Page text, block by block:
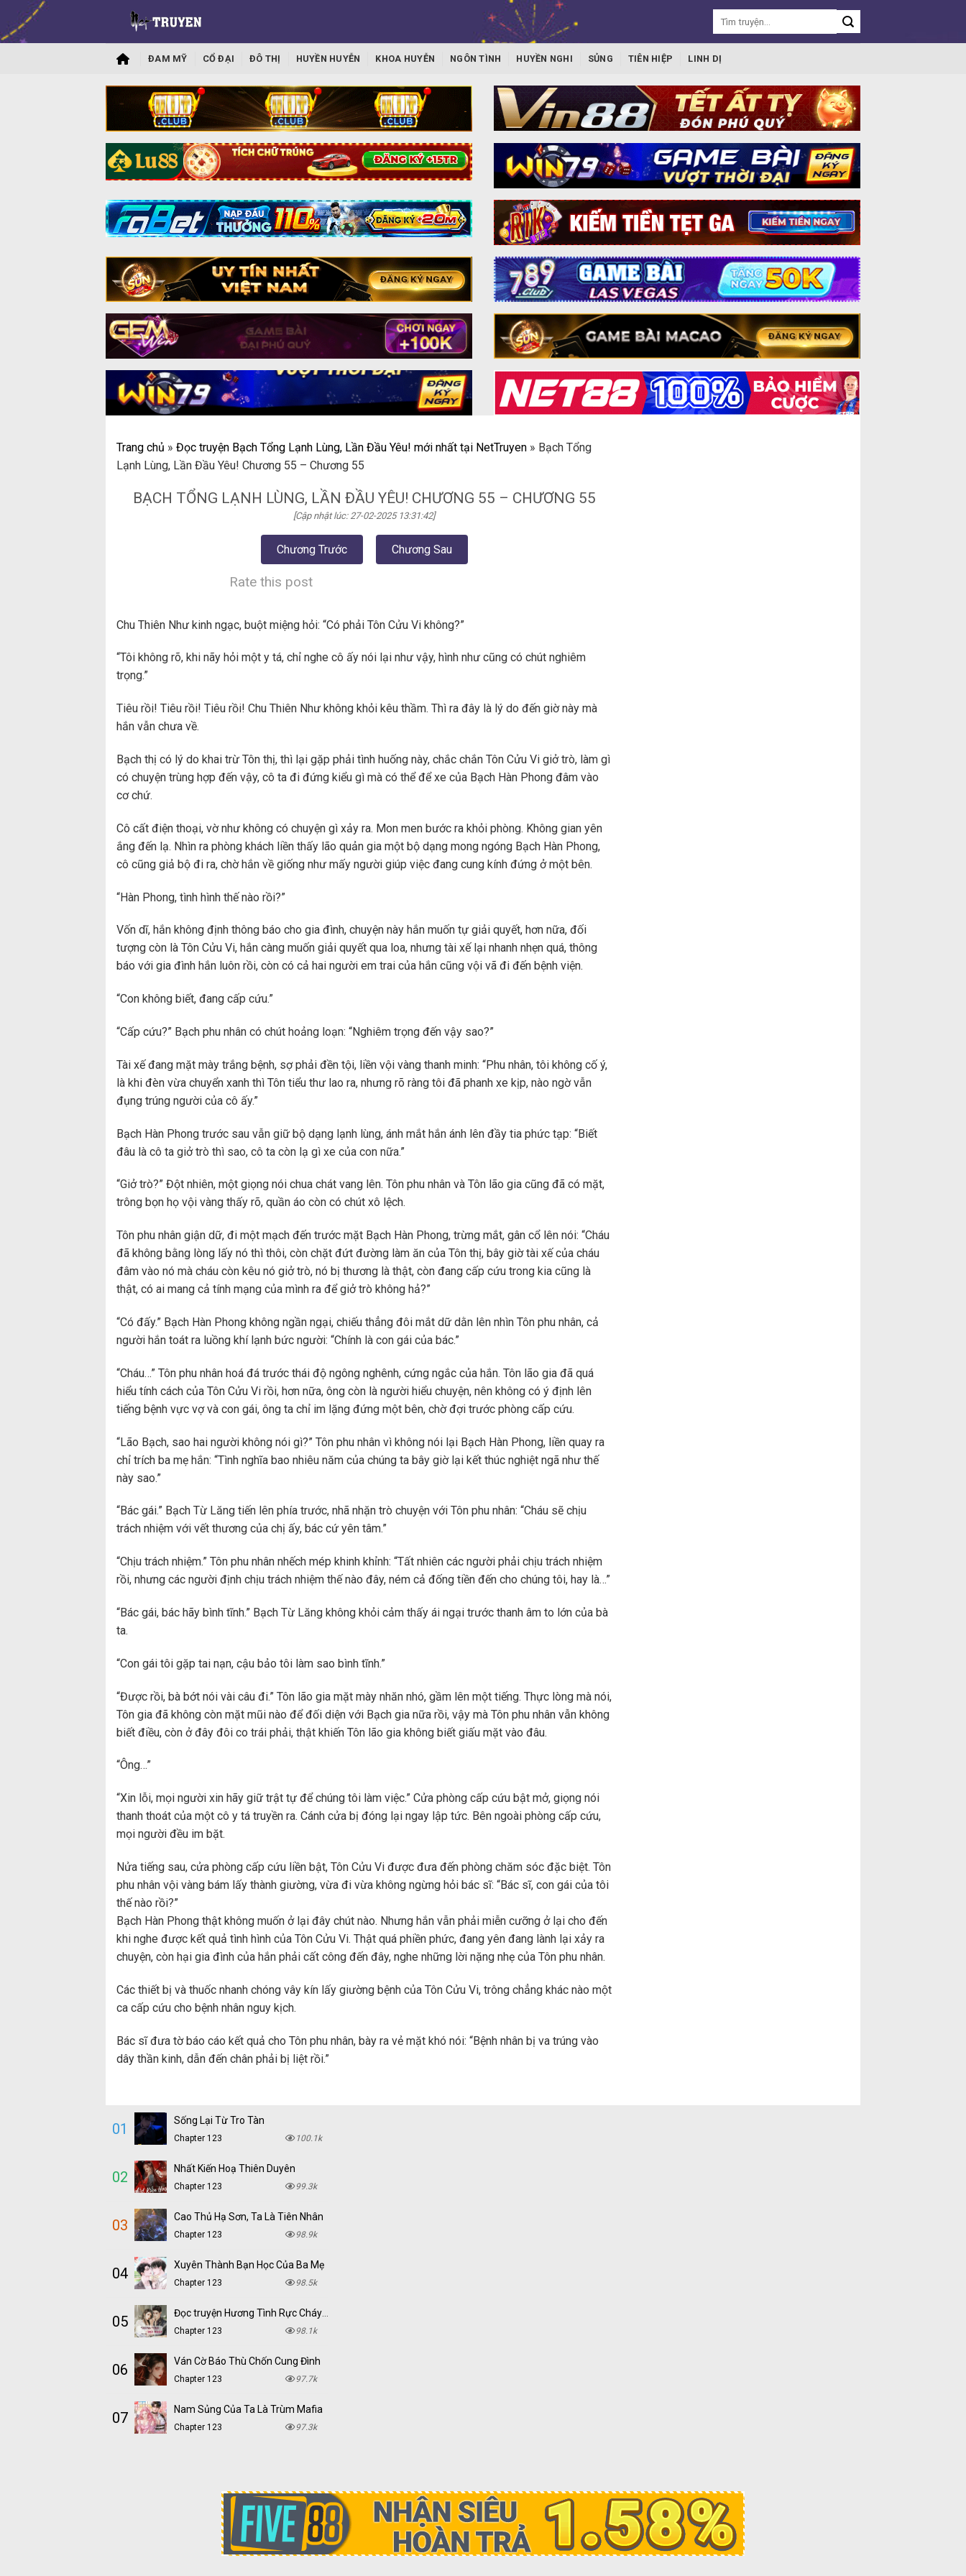
ĐAM MỸ CỔ ĐẠI ĐÔ THỊ HUYỀN HUYỄN KHOA HUYỄN NGÔN TÌNH HUYỀN NGHI SỦNG TIÊN HIỆP LINH DỊ
Trang chủ » Đọc truyện Bạch Tổng Lạnh Lùng, Lần Đầu Yêu! mới nhất tại NetTruyen » Bạch Tổng
Lạnh Lùng, Lần Đầu Yêu! Chương 55 – Chương 55
BẠCH TỔNG LẠNH LÙNG, LẦN ĐẦU YÊU! CHƯƠNG 55 – CHƯƠNG 55
[Cập nhật lúc: 27-02-2025 13:31:42]
Chương Trước Chương Sau
Rate this post
Chu Thiên Như kinh ngạc, buột miệng hỏi: “Có phải Tôn Cửu Vi không?”
“Tôi không rõ, khi nãy hỏi một y tá, chỉ nghe cô ấy nói lại như vậy, hình như cũng có chút nghiêm
trọng.”
Tiêu rồi! Tiêu rồi! Tiêu rồi! Chu Thiên Như không khỏi kêu thầm. Thì ra đây là lý do đến giờ này mà
hắn vẫn chưa về.
Bạch thị có lý do khai trừ Tôn thị, thì lại gặp phải tình huống này, chắc chắn Tôn Cửu Vi giở trò, làm gì
có chuyện trùng hợp đến vậy, cô ta đi đứng kiểu gì mà có thể để xe của Bạch Hàn Phong đâm vào
cơ chứ.
Cô cất điện thoại, vờ như không có chuyện gì xảy ra. Mon men bước ra khỏi phòng. Không gian yên
ắng đến lạ. Nhìn ra phòng khách liền thấy lão quản gia một bộ dạng mong ngóng Bạch Hàn Phong,
cô cũng giả bộ đi ra, chờ hắn về giống như mấy người giúp việc đang cung kính đứng ở một bên.
“Hàn Phong, tình hình thế nào rồi?”
Vốn dĩ, hắn không định thông báo cho gia đình, chuyện này hắn muốn tự giải quyết, hơn nữa, đối
tượng còn là Tôn Cửu Vi, hắn càng muốn giải quyết qua loa, nhưng tài xế lại nhanh nhẹn quá, thông
báo với gia đình hắn luôn rồi, còn có cả hai người em trai của hắn cũng vội vã đi đến bệnh viện.
“Con không biết, đang cấp cứu.”
“Cấp cứu?” Bạch phu nhân có chút hoảng loạn: “Nghiêm trọng đến vậy sao?”
Tài xế đang mặt mày trắng bệnh, sợ phải đền tội, liền vội vàng thanh minh: “Phu nhân, tôi không cố ý,
là khi đèn vừa chuyển xanh thì Tôn tiểu thư lao ra, nhưng rõ ràng tôi đã phanh xe kịp, nào ngờ vẫn
đụng trúng người của cô ấy.”
Bạch Hàn Phong trước sau vẫn giữ bộ dạng lạnh lùng, ánh mắt hắn ánh lên đầy tia phức tạp: “Biết
đâu là cô ta giở trò thì sao, cô ta còn lạ gì xe của con nữa.”
“Giở trò?” Đột nhiên, một giọng nói chua chát vang lên. Tôn phu nhân và Tôn lão gia cũng đã có mặt,
trông bọn họ vội vàng thấy rõ, quần áo còn có chút xô lệch.
Tôn phu nhân giận dữ, đi một mạch đến trước mặt Bạch Hàn Phong, trừng mắt, gân cổ lên nói: “Cháu
đã không bằng lòng lấy nó thì thôi, còn chặt đứt đường làm ăn của Tôn thị, bây giờ tài xế của cháu
đâm vào nó mà cháu còn kêu nó giở trò, nó bị thương là thật, còn đang cấp cứu trong kia cũng là
thật, có ai mang cả tính mạng của mình ra để giở trò không hả?”
“Có đấy.” Bạch Hàn Phong không ngần ngại, chiếu thẳng đôi mắt dữ dằn lên nhìn Tôn phu nhân, cả
người hắn toát ra luồng khí lạnh bức người: “Chính là con gái của bác.”
“Cháu…” Tôn phu nhân hoá đá trước thái độ ngông nghênh, cứng ngắc của hắn. Tôn lão gia đã quá
hiểu tính cách của Tôn Cửu Vi rồi, hơn nữa, ông còn là người hiểu chuyện, nên không có ý định lên
tiếng bệnh vực vợ và con gái, ông ta chỉ im lặng đứng một bên, chờ đợi trước phòng cấp cứu.
“Lão Bạch, sao hai người không nói gì?” Tôn phu nhân vì không nói lại Bạch Hàn Phong, liền quay ra
chỉ trích ba mẹ hắn: “Tình nghĩa bao nhiêu năm của chúng ta bây giờ lại kết thúc nghiệt ngã như thế
này sao.”
“Bác gái.” Bạch Từ Lăng tiến lên phía trước, nhã nhặn trò chuyện với Tôn phu nhân: “Cháu sẽ chịu
trách nhiệm với vết thương của chị ấy, bác cứ yên tâm.”
“Chịu trách nhiệm.” Tôn phu nhân nhếch mép khinh khỉnh: “Tất nhiên các người phải chịu trách nhiệm
rồi, nhưng các người định chịu trách nhiệm thế nào đây, ném cả đống tiền đến cho chúng tôi, hay là…”
“Bác gái, bác hãy bình tĩnh.” Bạch Từ Lăng không khỏi cảm thấy ái ngại trước thanh âm to lớn của bà
ta.
“Con gái tôi gặp tai nạn, cậu bảo tôi làm sao bình tĩnh.”
“Được rồi, bà bớt nói vài câu đi.” Tôn lão gia mặt mày nhăn nhó, gầm lên một tiếng. Thực lòng mà nói,
Tôn gia đã không còn mặt mũi nào để đối diện với Bạch gia nữa rồi, vậy mà Tôn phu nhân vẫn không
biết điều, còn ở đây đôi co trái phải, thật khiến Tôn lão gia không biết giấu mặt vào đâu.
“Ông…”
“Xin lỗi, mọi người xin hãy giữ trật tự để chúng tôi làm việc.” Cửa phòng cấp cứu bật mở, giọng nói
thanh thoát của một cô y tá truyền ra. Cánh cửa bị đóng lại ngay lập tức. Bên ngoài phòng cấp cứu,
mọi người đều im bặt.
Nửa tiếng sau, cửa phòng cấp cứu liền bật, Tôn Cửu Vi được đưa đến phòng chăm sóc đặc biệt. Tôn
phu nhân vội vàng bám lấy thành giường, vừa đi vừa không ngừng hỏi bác sĩ: “Bác sĩ, con gái của tôi
thế nào rồi?”
Bạch Hàn Phong thật không muốn ở lại đây chút nào. Nhưng hắn vẫn phải miễn cưỡng ở lại cho đến
khi nghe được kết quả tình hình của Tôn Cửu Vi. Thật quá phiền phức, đang yên đang lành lại xảy ra
chuyện, còn hại gia đình của hắn phải cất công đến đây, nghe những lời nặng nhẹ của Tôn phu nhân.
Các thiết bị và thuốc nhanh chóng vây kín lấy giường bệnh của Tôn Cửu Vi, trông chẳng khác nào một
ca cấp cứu cho bệnh nhân nguy kịch.
Bác sĩ đưa tờ báo cáo kết quả cho Tôn phu nhân, bày ra vẻ mặt khó nói: “Bệnh nhân bị va trúng vào
dây thần kinh, dẫn đến chân phải bị liệt rồi.”
01 Sống Lại Từ Tro Tàn
Chapter 123 100.1k
02 Nhất Kiến Hoạ Thiên Duyên
Chapter 123 99.3k
03 Cao Thủ Hạ Sơn, Ta Là Tiên Nhân
Chapter 123 98.9k
04 Xuyên Thành Bạn Học Của Ba Mẹ
Chapter 123 98.5k
05 Đọc truyện Hương Tình Rực Cháy mới nhất tại NetTruyen
Chapter 123 98.1k
06 Ván Cờ Báo Thù Chốn Cung Đình
Chapter 123 97.7k
07 Nam Sủng Của Ta Là Trùm Mafia
Chapter 123 97.3k